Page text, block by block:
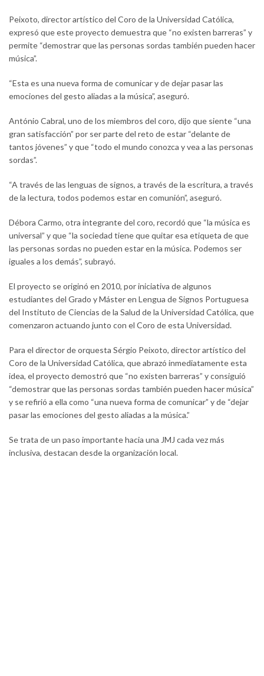
Peixoto, director artístico del Coro de la Universidad Católica,
expresó que este proyecto demuestra que “no existen barreras” y
permite “demostrar que las personas sordas también pueden hacer
música”.
“Esta es una nueva forma de comunicar y de dejar pasar las
emociones del gesto aliadas a la música”, aseguró.
António Cabral, uno de los miembros del coro, dijo que siente “una
gran satisfacción” por ser parte del reto de estar “delante de
tantos jóvenes” y que “todo el mundo conozca y vea a las personas
sordas”.
“A través de las lenguas de signos, a través de la escritura, a través
de la lectura, todos podemos estar en comunión”, aseguró.
Débora Carmo, otra integrante del coro, recordó que “la música es
universal” y que “la sociedad tiene que quitar esa etiqueta de que
las personas sordas no pueden estar en la música. Podemos ser
iguales a los demás”, subrayó.
El proyecto se originó en 2010, por iniciativa de algunos
estudiantes del Grado y Máster en Lengua de Signos Portuguesa
del Instituto de Ciencias de la Salud de la Universidad Católica, que
comenzaron actuando junto con el Coro de esta Universidad.
Para el director de orquesta Sérgio Peixoto, director artístico del
Coro de la Universidad Católica, que abrazó inmediatamente esta
idea, el proyecto demostró que “no existen barreras” y consiguió
“demostrar que las personas sordas también pueden hacer música”
y se refirió a ella como “una nueva forma de comunicar” y de “dejar
pasar las emociones del gesto aliadas a la música.”
Se trata de un paso importante hacia una JMJ cada vez más
inclusiva, destacan desde la organización local.